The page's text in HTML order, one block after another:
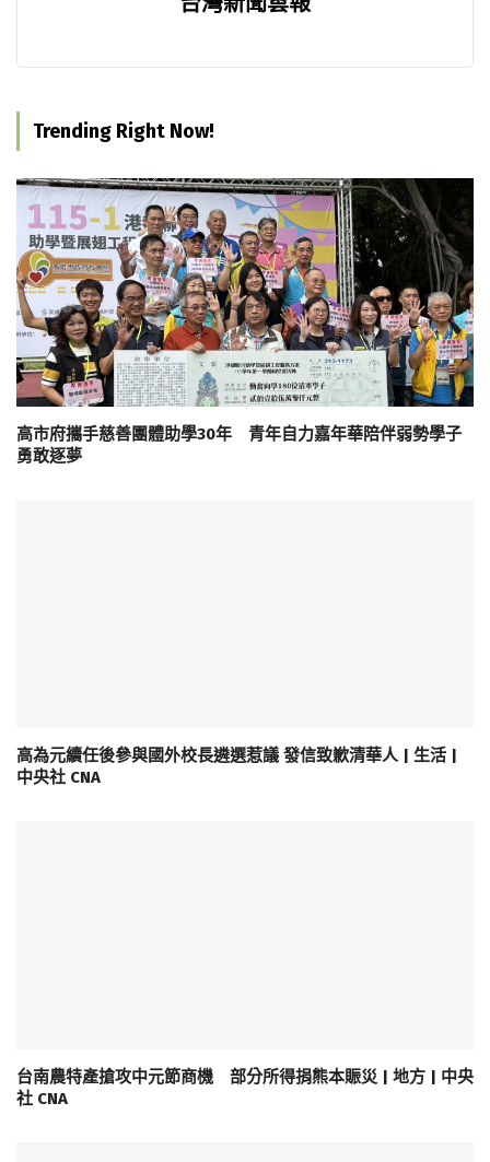
Trending Right Now!
高市府攜手慈善團體助學30年 青年自力嘉年華陪伴弱勢學子
勇敢逐夢
高為元續任後參與國外校長遴選惹議 發信致歉清華人 | 生活 |
中央社 CNA
台南農特產搶攻中元節商機 部分所得捐熊本賑災 | 地方 | 中央
社 CNA